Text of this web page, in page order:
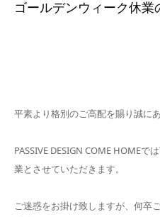
ゴールデンウィーク休業
平素より格別のご高配を賜り誠に
PASSIVE DESIGN COME HOME
業とさせていただきます。
ご迷惑をお掛け致しますが、何卒